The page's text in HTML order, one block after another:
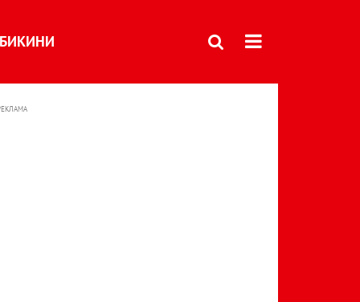
БИКИНИ